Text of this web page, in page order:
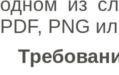
PDF, PNG